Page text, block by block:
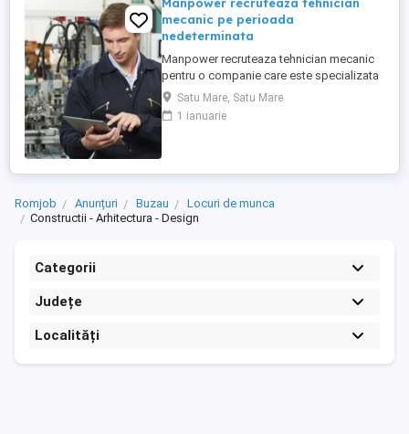
mecanic pe perioada
nedeterminata
Manpower recruteaza tehnician mecanic
pentru o companie care este specializata
în producția de sisteme electrice și
cablaje auto, inclusiv pentru vehicule cu
tensiuni inalte componente critice pentru
reparatii mecanice ...
Satu Mare, Satu Mare
1 ianuarie
Romjob Anunțuri Buzau
Locuri de munca
Constructii - Arhitectura - Design
Categorii
Județe
Localități